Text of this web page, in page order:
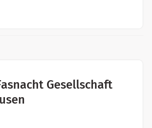
Gesellschaft